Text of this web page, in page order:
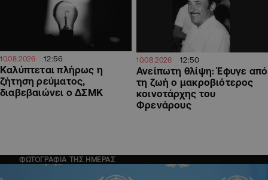
10.08.2026 12:56
Καλύπτεται πλήρως η
ζήτηση ρεύματος,
διαβεβαιώνει ο ΔΣΜΚ
10.08.2026 12:50
Ανείπωτη θλίψη: Έφυγε από
τη ζωή ο μακροβιότερος
κοινοτάρχης του
Φρενάρους
ΦΩΤΟΓΡΑΦΙΑ ΤΗΣ ΗΜΕΡΑΣ